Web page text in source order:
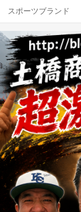
スポーツブランド